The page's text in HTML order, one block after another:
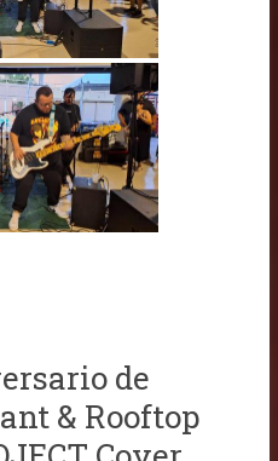
de
& Rooftop